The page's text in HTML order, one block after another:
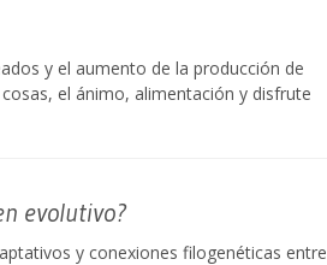
y el aumento de la producción de
el ánimo, alimentación y disfrute
evolutivo?
y conexiones filogenéticas entre